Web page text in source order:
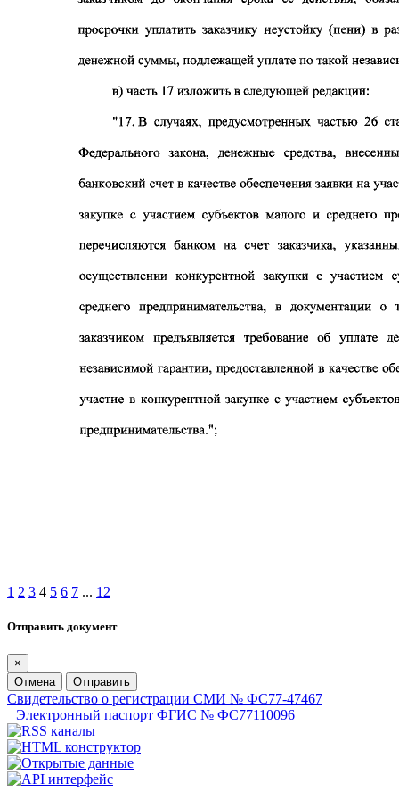
1 2 3 4 5 6 7 ... 12
Отправить документ
×
Отмена
Отправить
Свидетельство о регистрации СМИ № ФС77-47467
Электронный паспорт ФГИС № ФС77110096